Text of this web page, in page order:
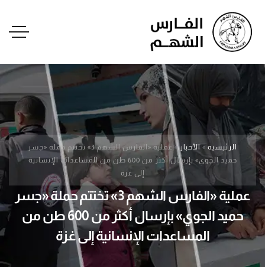
الرئيسية »الأخبار»
عملية «الفارس الشهم 3» تختتم حملة «جسر
حميد الجوي» بإرسال أكثر من 600 طن من المساعدات الإنسانية
إلى غزة
عملية «الفارس الشهم 3» تختتم حملة «جسر
حميد الجوي» بإرسال أكثر من 600 طن من
المساعدات الإنسانية إلى غزة